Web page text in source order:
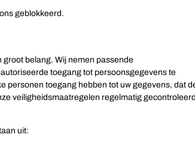
geblokkeerd.
belang. Wij nemen passende
toegang tot persoonsgegevens te
personen toegang hebben tot uw gegevens, dat
veiligheidsmaatregelen regelmatig
uit: